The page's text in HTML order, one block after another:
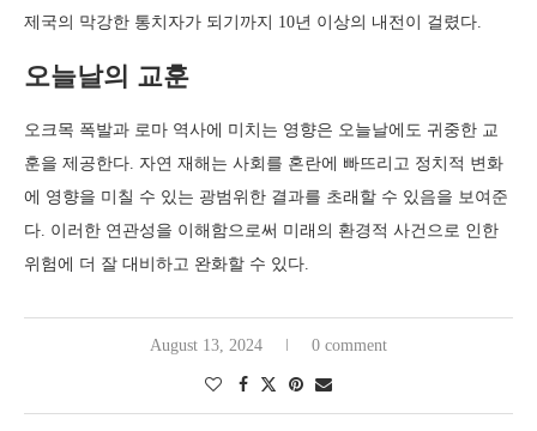
제국의 막강한 통치자가 되기까지 10년 이상의 내전이 걸렸다.
오늘날의 교훈
오크목 폭발과 로마 역사에 미치는 영향은 오늘날에도 귀중한 교
훈을 제공한다. 자연 재해는 사회를 혼란에 빠뜨리고 정치적 변화
에 영향을 미칠 수 있는 광범위한 결과를 초래할 수 있음을 보여준
다. 이러한 연관성을 이해함으로써 미래의 환경적 사건으로 인한
위험에 더 잘 대비하고 완화할 수 있다.
August 13, 2024 0 comment